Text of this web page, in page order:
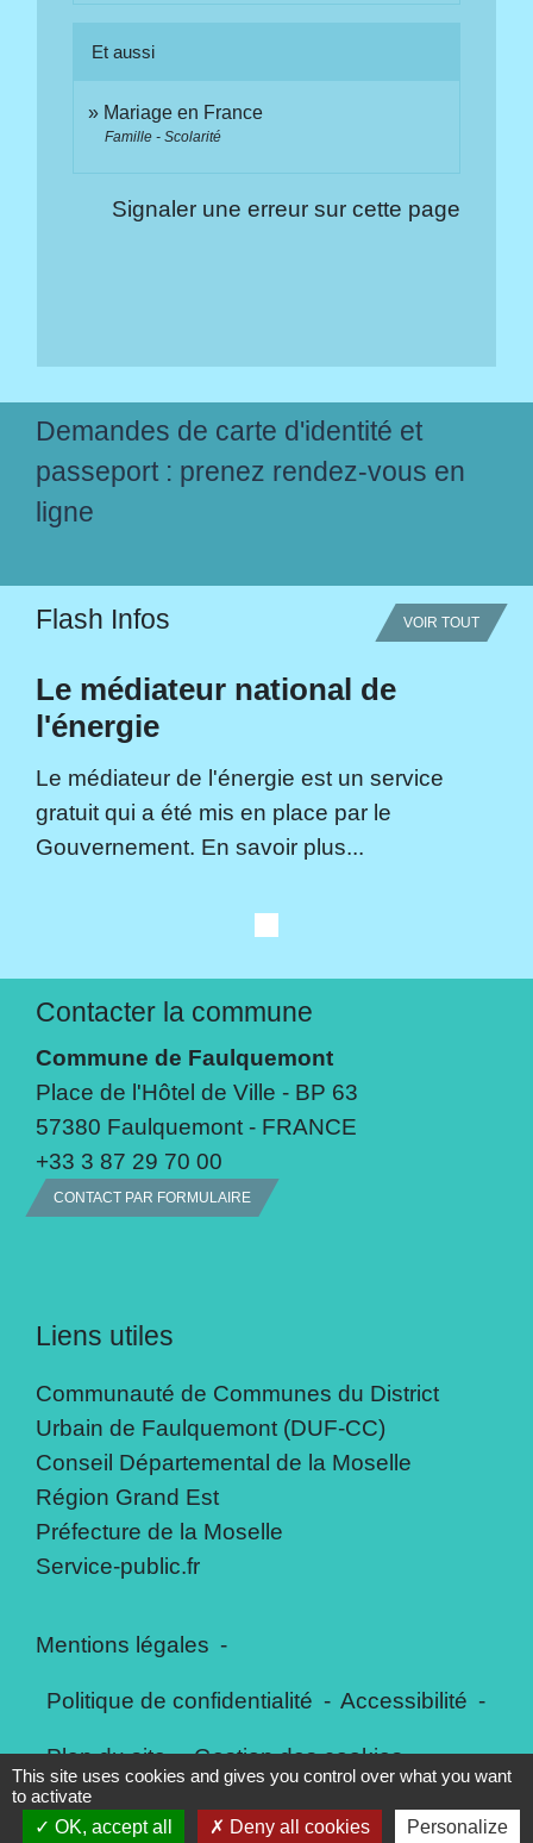
Et aussi
Mariage en France
Famille - Scolarité
Signaler une erreur sur cette page
Demandes de carte d'identité et
passeport : prenez rendez-vous en
ligne
Flash Infos VOIR TOUT
Le médiateur national de
l'énergie
Le médiateur de l'énergie est un service
gratuit qui a été mis en place par le
Gouvernement. En savoir plus...
Contacter la commune
Commune de Faulquemont
Place de l'Hôtel de Ville - BP 63
57380 Faulquemont - FRANCE
+33 3 87 29 70 00
CONTACT PAR FORMULAIRE
Liens utiles
Communauté de Communes du District
Urbain de Faulquemont (DUF-CC)
Conseil Départemental de la Moselle
Région Grand Est
Préfecture de la Moselle
Service-public.fr
Mentions légales -
Politique de confidentialité - Accessibilité -
Plan du site - Gestion des cookies
Site créé en partenariat avec Réseau des Communes
This site uses cookies and gives you control over what you want
to activate
OK, accept all
Deny all cookies Personalize